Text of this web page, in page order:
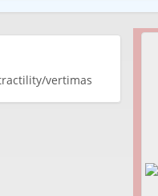
vertimas